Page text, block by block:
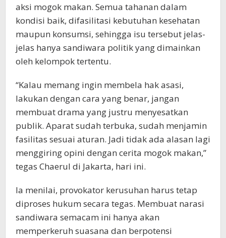
aksi mogok makan. Semua tahanan dalam
kondisi baik, difasilitasi kebutuhan kesehatan
maupun konsumsi, sehingga isu tersebut jelas-
jelas hanya sandiwara politik yang dimainkan
oleh kelompok tertentu.
“Kalau memang ingin membela hak asasi,
lakukan dengan cara yang benar, jangan
membuat drama yang justru menyesatkan
publik. Aparat sudah terbuka, sudah menjamin
fasilitas sesuai aturan. Jadi tidak ada alasan lagi
menggiring opini dengan cerita mogok makan,”
tegas Chaerul di Jakarta, hari ini.
Ia menilai, provokator kerusuhan harus tetap
diproses hukum secara tegas. Membuat narasi
sandiwara semacam ini hanya akan
memperkeruh suasana dan berpotensi